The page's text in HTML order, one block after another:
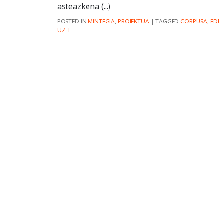
asteazkena (...)
POSTED IN MINTEGIA, PROIEKTUA | TAGGED CORPUSA,
UZEI